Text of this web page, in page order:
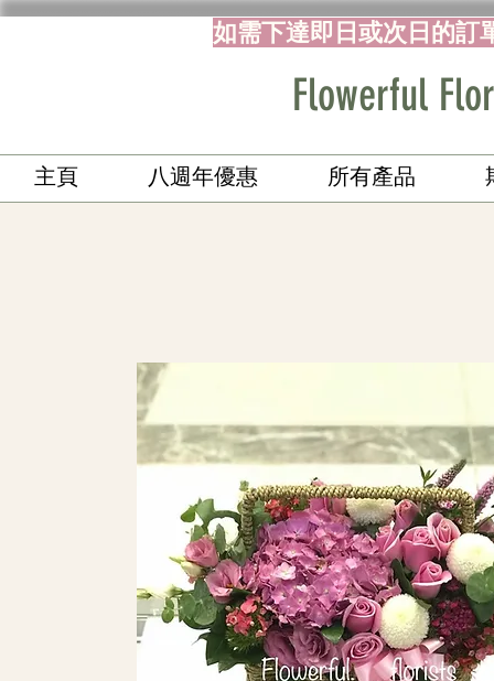
如需下達即日或次日的訂
Flowerful
主頁 八週年優惠 所有產品